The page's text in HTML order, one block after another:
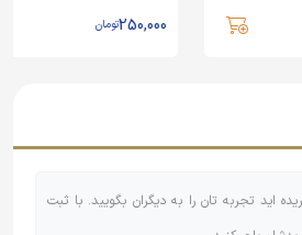
تومان
اید تجربه تان را به دیگران بگویید. با ثبت